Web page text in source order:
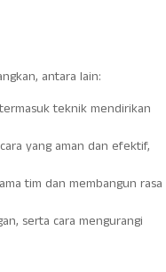
antara lain:
teknik mendirikan
yang aman dan efektif,
tim dan membangun rasa
serta cara mengurangi